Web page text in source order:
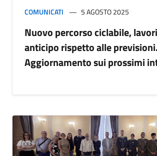
COMUNICATI 5 AGOSTO 2025
Nuovo percorso ciclabile,
anticipo rispetto alle previsioni.
Aggiornamento sui prossimi